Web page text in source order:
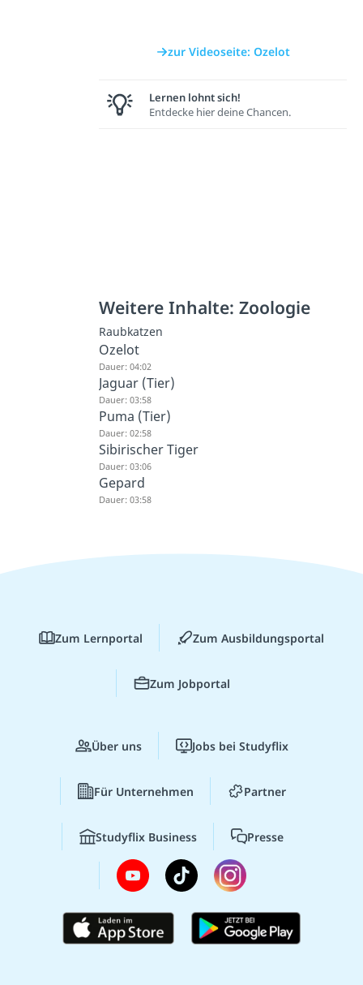
zur Videoseite: Ozelot
Lernen lohnt sich!
Entdecke hier deine Chancen.
Weitere Inhalte: Zoologie
Raubkatzen
Ozelot
Dauer: 04:02
Jaguar (Tier)
Dauer: 03:58
Puma (Tier)
Dauer: 02:58
Sibirischer Tiger
Dauer: 03:06
Gepard
Dauer: 03:58
Zum Lernportal Zum Ausbildungsportal
Zum Jobportal
Über uns Jobs bei Studyflix
Für Unternehmen Partner
Studyflix Business Presse